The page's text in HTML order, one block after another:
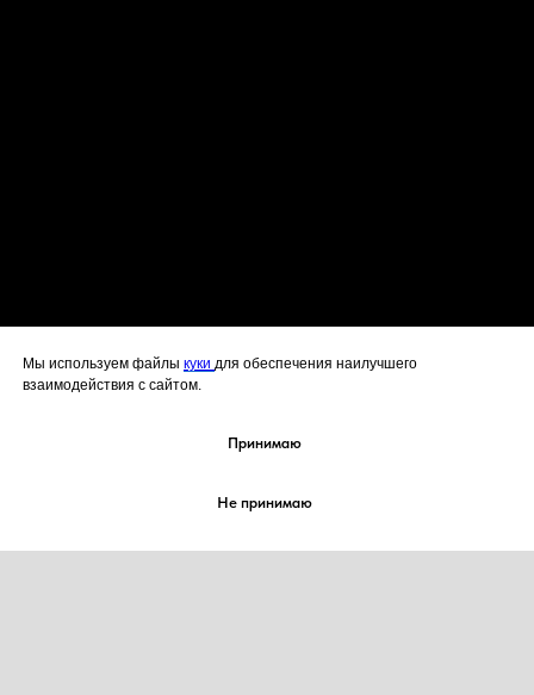
Мы используем файлы куки для обеспечения наилучшего
взаимодействия с сайтом.
Принимаю
Не принимаю